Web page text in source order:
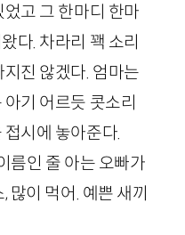
고 그 한마디 한마
다. 차라리 꽥 소리
진 않겠다. 엄마는
기 어르듯 콧소리
시에 놓아준다.
름인 줄 아는 오빠가
많이 먹어. 예쁜 새끼